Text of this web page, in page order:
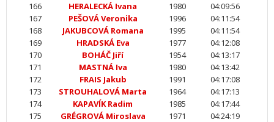
166
HERALECKÁ Ivana 1980
04:09:56
167
PEŠOVÁ Veronika 1996
04:11:54
168
JAKUBCOVÁ Romana 1995
04:11:54
169
HRADSKÁ Eva 1977
04:12:08
170
BOHÁČ Jiří 1954
04:13:17
171
MASTNÁ Iva 1980
04:13:42
172
FRAIS Jakub 1991
04:17:08
173
STROUHALOVÁ Marta 1964
04:17:13
174
KAPAVÍK Radim 1985
04:17:44
175
GRÉGROVÁ Miroslava 1971
04:24:19